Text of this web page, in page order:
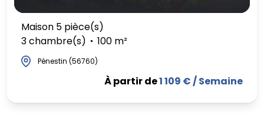
Maison 5 pièce(s)
3 chambre(s)
100 m²
Pénestin (56760)
À partir de1 109 € / Semaine